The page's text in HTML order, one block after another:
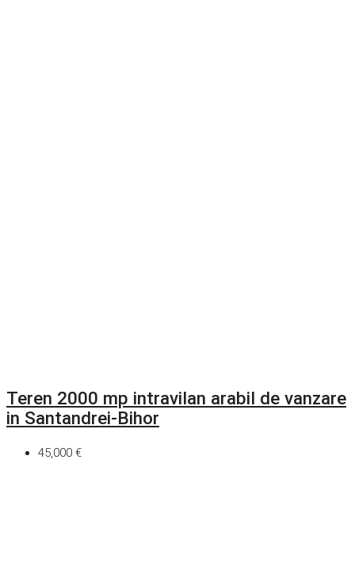
Teren 2000 mp intravilan arabil de vanzare
in Santandrei-Bihor
45,000 €